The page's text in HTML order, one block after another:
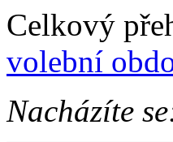
Celkový
volební
Nacházíte